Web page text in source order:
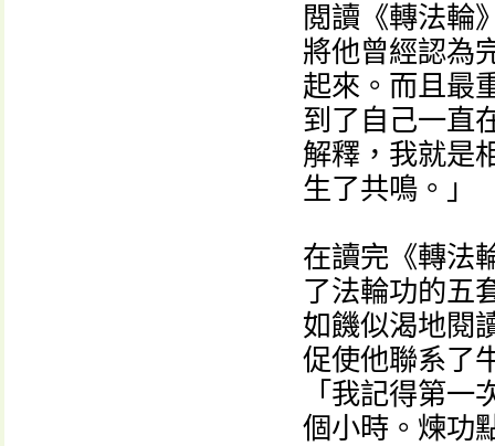
閲讀《轉法輪
將他曾經認為
起來。而且最
到了自己一直
解釋，我就是
生了共鳴。」
在讀完《轉法
了法輪功的五
如饑似渴地閱
促使他聯系了
「我記得第
個小時。煉功